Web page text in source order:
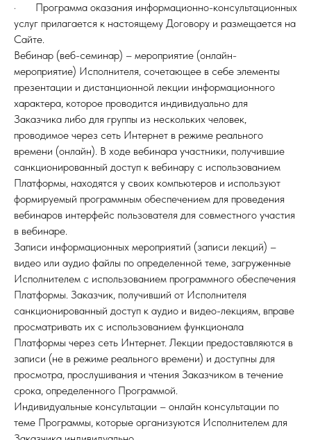
· Программа оказания информационно-консультационных
услуг прилагается к настоящему Договору и размещается на
Сайте.
Вебинар (веб-семинар) – мероприятие (онлайн-
мероприятие) Исполнителя, сочетающее в себе элементы
презентации и дистанционной лекции информационного
характера, которое проводится индивидуально для
Заказчика либо для группы из нескольких человек,
проводимое через сеть Интернет в режиме реального
времени (онлайн). В ходе вебинара участники, получившие
санкционированный доступ к вебинару с использованием
Платформы, находятся у своих компьютеров и используют
формируемый программным обеспечением для проведения
вебинаров интерфейс пользователя для совместного участия
в вебинаре.
Записи информационных мероприятий (записи лекций) –
видео или аудио файлы по определенной теме, загруженные
Исполнителем с использованием программного обеспечения
Платформы. Заказчик, получивший от Исполнителя
санкционированный доступ к аудио и видео-лекциям, вправе
просматривать их с использованием функционала
Платформы через сеть Интернет. Лекции предоставляются в
записи (не в режиме реального времени) и доступны для
просмотра, прослушивания и чтения Заказчиком в течение
срока, определенного Программой.
Индивидуальные консультации – онлайн консультации по
теме Программы, которые организуются Исполнителем для